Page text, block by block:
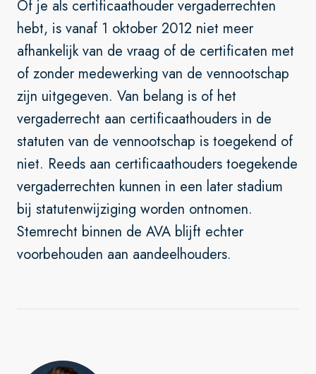
Of je als certificaathouder vergaderrechten
hebt, is vanaf 1 oktober 2012 niet meer
afhankelijk van de vraag of de certificaten met
of zonder medewerking van de vennootschap
zijn uitgegeven. Van belang is of het
vergaderrecht aan certificaathouders in de
statuten van de vennootschap is toegekend of
niet. Reeds aan certificaathouders toegekende
vergaderrechten kunnen in een later stadium
bij statutenwijziging worden ontnomen.
Stemrecht binnen de AVA blijft echter
voorbehouden aan aandeelhouders.